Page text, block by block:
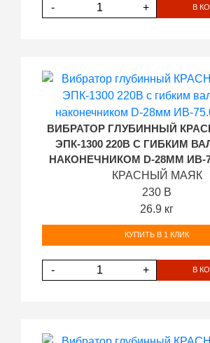
- + В
ВИБРАТОР ГЛУБИННЫЙ
ЭПК-1300 220В С ГИБКИМ
НАКОНЕЧНИКОМ D-28ММ ИВ-
КРАСНЫЙ МАЯК
230 В
26.9 кг
КУПИТЬ В 1 КЛИК
- + В